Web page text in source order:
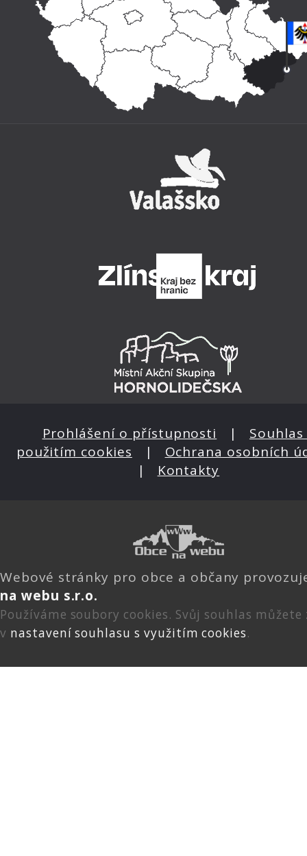
Prohlášení o přístupnosti | Souhlas
použitím cookies | Ochrana osobních
| Kontakty
Webové stránky pro obce a občany
na webu s.r.o.
Používáme soubory cookies. Svůj souhlas
v nastavení souhlasu s využitím cookies.